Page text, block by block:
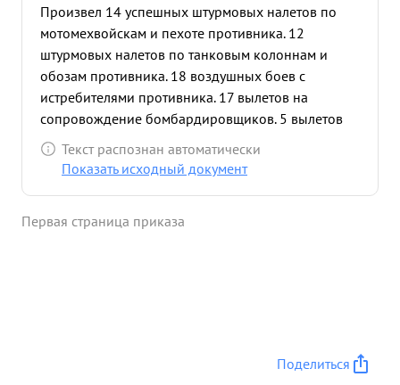
Произвел 14 успешных штурмовых налетов по
мотомехвойскам и пехоте противника. 12
штурмовых налетов по танковым колоннам и
обозам противника. 18 воздушных боев с
истребителями противника. 17 вылетов на
сопровождение бомбардировщиков. 5 вылетов
на разведку. 18 вылетов на патрулирование над
линией фронта. В воздушных боях сбил два
26.6.41 г. при находе на боевой курс, для
вынужденную посадку в поле. На следующий день
прибыл в часть и вновь приступил к выполнению
Текст распознан автоматически
Показать исходный документ
Первая страница приказа
Поделиться